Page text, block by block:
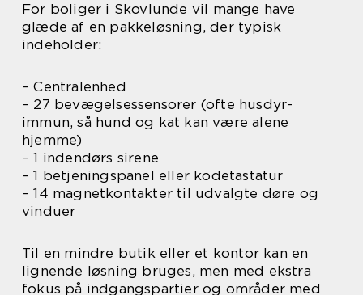
For boliger i Skovlunde vil mange have
glæde af en pakkeløsning, der typisk
indeholder:
– Centralenhed
– 27 bevægelsessensorer (ofte husdyr-
immun, så hund og kat kan være alene
hjemme)
– 1 indendørs sirene
– 1 betjeningspanel eller kodetastatur
– 14 magnetkontakter til udvalgte døre og
vinduer
Til en mindre butik eller et kontor kan en
lignende løsning bruges, men med ekstra
fokus på indgangspartier og områder med